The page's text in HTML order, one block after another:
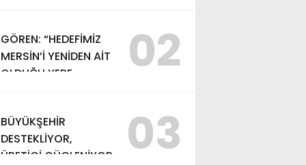
GÖREN: “HEDEFİMİZ
MERSİN’İ YENİDEN AİT
OLDUĞU YERE
02
BÜYÜKŞEHİR
DESTEKLİYOR,
ÜRETİCİ GÜÇLENİYOR
03